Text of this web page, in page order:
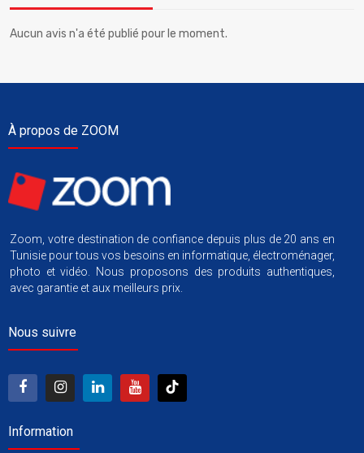
Aucun avis n'a été publié pour le moment.
À propos de ZOOM
Zoom, votre destination de confiance depuis plus de 20 ans en
Tunisie pour tous vos besoins en informatique, électroménager,
photo et vidéo. Nous proposons des produits authentiques,
avec garantie et aux meilleurs prix.
Nous suivre
Information